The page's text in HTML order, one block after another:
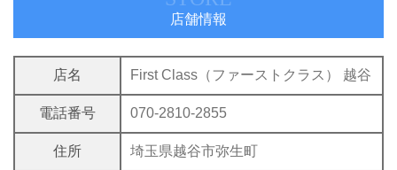
店舗情報
店名 First Class（ファーストクラス） 越谷
電話番号 070-2810-2855
住所 埼玉県越谷市弥生町